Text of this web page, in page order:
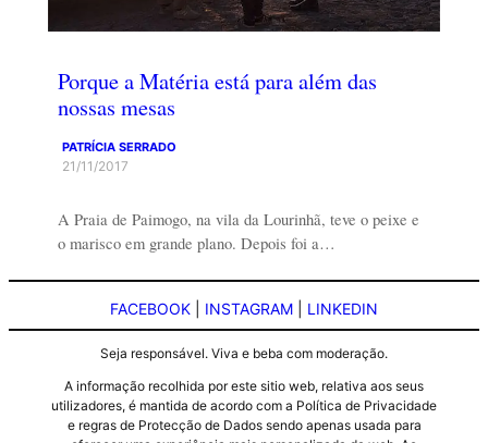
Porque a Matéria está para além das
nossas mesas
PATRÍCIA SERRADO
21/11/2017
A Praia de Paimogo, na vila da Lourinhã, teve o peixe e
o marisco em grande plano. Depois foi a…
FACEBOOK INSTAGRAM LINKEDIN
Seja responsável. Viva e beba com moderação.
A informação recolhida por este sitio web, relativa aos seus
utilizadores, é mantida de acordo com a Política de Privacidade
e regras de Protecção de Dados sendo apenas usada para